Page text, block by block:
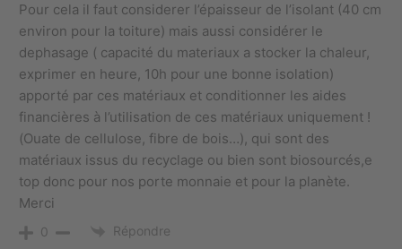
Pour cela il faut considerer l’épaisseur de l’isolant (40 cm
environ pour la toiture) mais aussi considérer le
dephasage ( capacité du materiaux a stocker la chaleur,
exprimer en heure, 10h pour une bonne isolation)
apporté par ces matériaux et conditionner les aides
financières à l’utilisation de ces matériaux uniquement !
(Ouate de cellulose, fibre de bois…), qui sont des
matériaux issus du recyclage ou bien sont biosourcés,e
top donc pour nos porte monnaie et pour la planète.
Merci
0 Répondre